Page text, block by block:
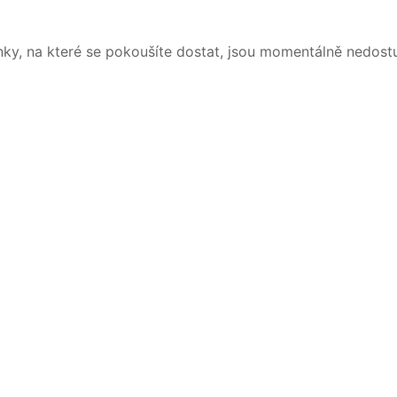
na které se pokoušíte dostat, jsou momentálně